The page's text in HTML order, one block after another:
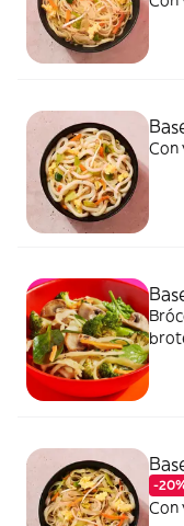
Con
-
Con